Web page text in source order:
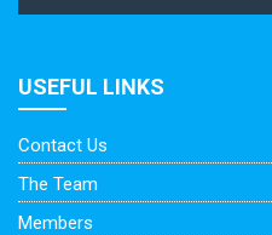
USEFUL LINKS
Contact Us
The Team
Members